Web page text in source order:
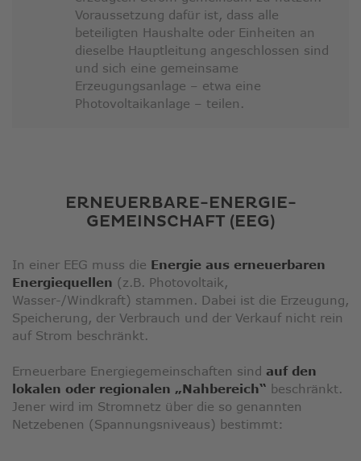
Voraussetzung dafür ist, dass alle
beteiligten Haushalte oder Einheiten an
dieselbe Hauptleitung angeschlossen sind
und sich eine gemeinsame
Erzeugungsanlage – etwa eine
Photovoltaikanlage – teilen.
ERNEUERBARE-ENERGIE-
GEMEINSCHAFT (EEG)
In einer EEG muss die Energie aus erneuerbaren
Energiequellen (z.B. Photovoltaik,
Wasser-/Windkraft) stammen. Dabei ist die Erzeugung,
Speicherung, der Verbrauch und der Verkauf nicht rein
auf Strom beschränkt.
Erneuerbare Energiegemeinschaften sind auf den
lokalen oder regionalen „Nahbereich“ beschränkt.
Jener wird im Stromnetz über die so genannten
Netzebenen (Spannungsniveaus) bestimmt: